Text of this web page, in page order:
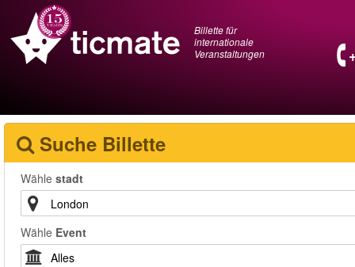
Billette für
internationale
Veranstaltungen
Suche Billette
Wähle stadt
Wähle Event